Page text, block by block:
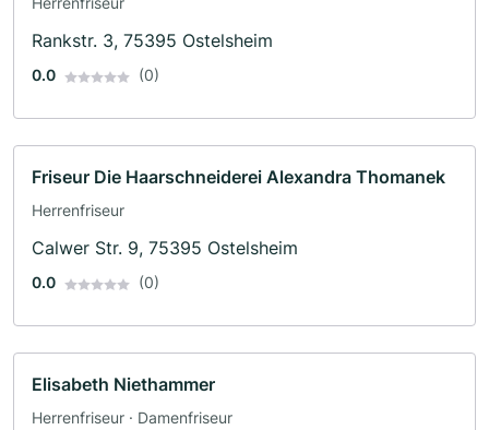
Rankstr. 3, 75395 Ostelsheim
0.0 (0)
Friseur Die Haarschneiderei Alexandra Thomanek
Herrenfriseur
Calwer Str. 9, 75395 Ostelsheim
0.0 (0)
Elisabeth Niethammer
Herrenfriseur · Damenfriseur